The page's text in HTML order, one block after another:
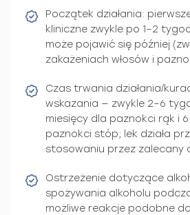
Początek działania:
kliniczne zwykle po 1–2
może pojawić się później
zakażeniach włosów i
Czas trwania działania/
wskazania — zwykle 2–6
miesięcy dla paznokci rąk i
paznokci stóp; lek działa
stosowaniu przez zalecany
Ostrzeżenie dotyczące
spożywania alkoholu
możliwe reakcje podobne